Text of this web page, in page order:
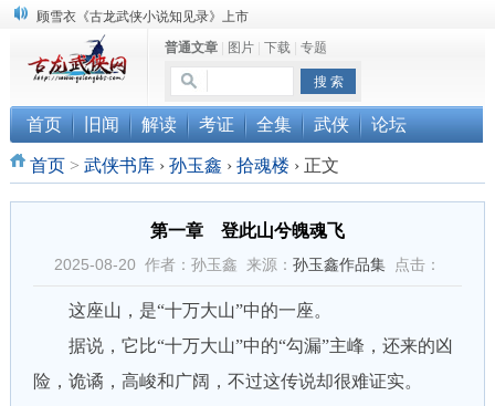
“武侠书库”查缺补漏活动圆满结束
《古龙小说原貌探究》修订版已上市
普通文章| 图片| 下载| 专题
首页 旧闻 解读 考证 全集 武侠 论坛
首页> 武侠书库 › 孙玉鑫 › 拾魂楼 ›正文
第一章 登此山兮魄魂飞
2025-08-20 作者：孙玉鑫 来源： 孙玉鑫作品集点击：
这座山，是“十万大山”中的一座。
据说，它比“十万大山”中的“勾漏”主峰，还来的凶
险，诡谲，高峻和广阔，不过这传说却很难证实。